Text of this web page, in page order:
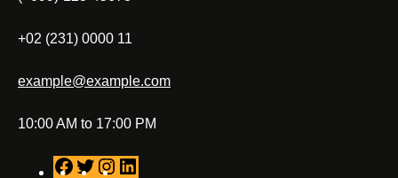
+02 (231) 0000 11
example@example.com
10:00 AM to 17:00 PM
F
T